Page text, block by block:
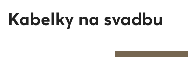
Kabelky na svadbu